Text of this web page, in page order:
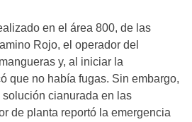
en el área 800, de las
Rojo, el operador del
y, al iniciar la
que no había fugas. Sin embargo,
cianurada en las
de planta reportó la emergencia